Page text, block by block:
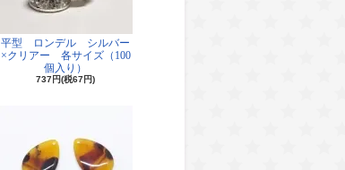
平型 ロンデル シルバー
×クリアー 各サイズ（100
個入り）
737円(税67円)